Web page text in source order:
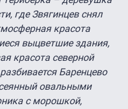
где Звягинцев снял
красота
выцветшие здания,
красота северной
Баренцево
овальными
с морошкой,